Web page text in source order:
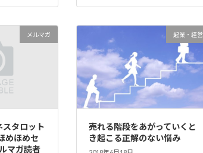
メルマガ
スタロット
めほめセ
マガ読者
起業・経営
売れる階段をあがっていくと
き起こる正解のない悩み